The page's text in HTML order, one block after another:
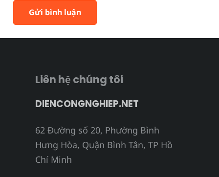
Gửi bình luận
Liên hệ chúng tôi
DIENCONGNGHIEP.NET
62 Đường số 20, Phường Bình
Hưng Hòa, Quận Bình Tân, TP Hồ
Chí Minh